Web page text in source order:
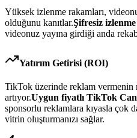
Yüksek izlenme rakamları,
olduğunu kanıtlar.Şifresiz izlenme
videonuz yayına girdiği anda
Yatırım Getirisi (ROI)
TikTok üzerinde reklam vermenin
artıyor.Uygun fiyatlıTikTok
sponsorlu reklamlara kıyasla çok
vitrin oluşturmanızı sağlar.